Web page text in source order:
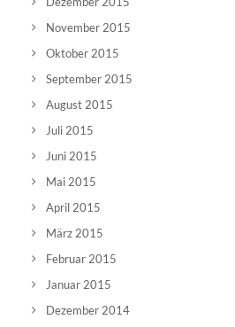
November 2015
Oktober 2015
September 2015
August 2015
Juli 2015
Juni 2015
Mai 2015
April 2015
März 2015
Februar 2015
Januar 2015
Dezember 2014